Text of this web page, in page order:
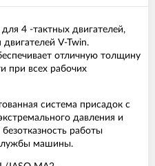
4 -тактных двигателей,
V-Twin.
отличную толщину
при всех рабочих
система присадок с
давления и
работы
машины.